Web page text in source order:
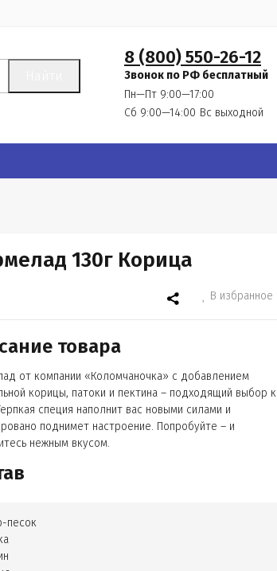
8 (800) 550-26-12
Звонок по РФ бесплатный
Пн—Пт 9:00—17:00
Сб 9:00—14:00 Вс выходной
130г Корица
В избранное
товара
от компании «Коломчаночка» с добавлением
корицы, патоки и пектина – подходящий выбор к
специя наполнит вас новыми силами и
поднимет настроение. Попробуйте – и
нежным вкусом.
песок